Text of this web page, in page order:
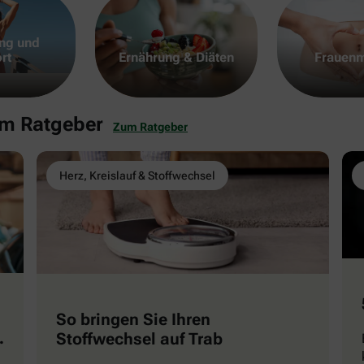
und
Ernährung & Diäten
Ratgeber Zum Ratgeber
Herz, Kreislauf & Stoffwechsel
So bringen Sie Ihren
Stoffwechsel auf Trab